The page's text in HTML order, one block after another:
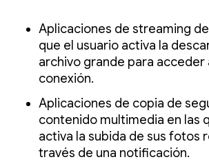
Aplicaciones de streaming
que el usuario activa la
archivo grande para acceder
conexión.
Aplicaciones de copia de
contenido multimedia en las
activa la subida de sus fotos
través de una notificación.